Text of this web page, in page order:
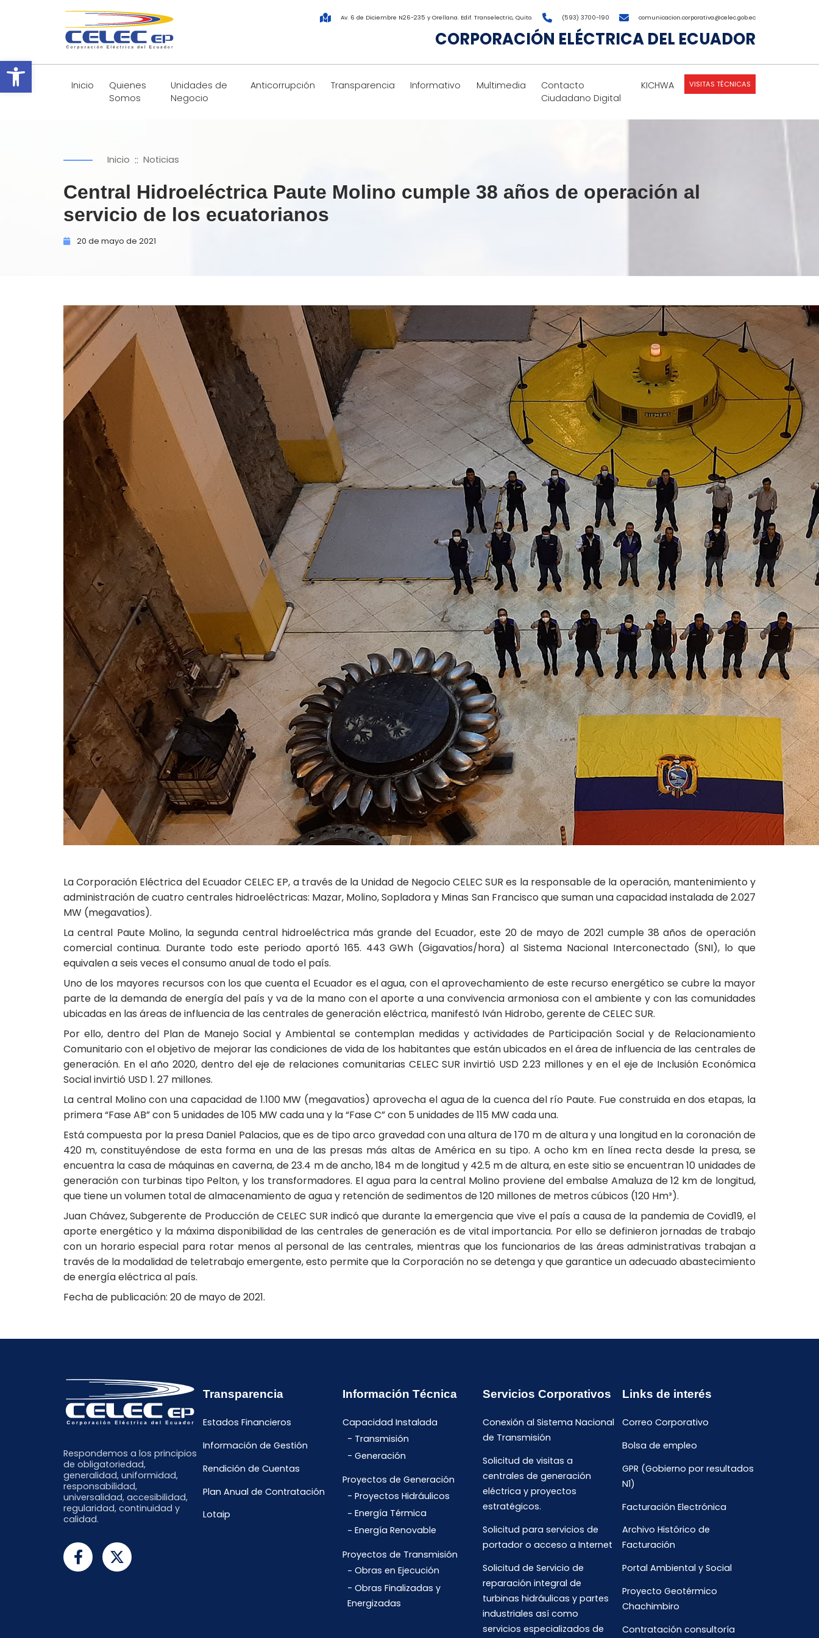
Abrir barra de herramientas
Av. 6 de Diciembre N26-235 y Orellana. Edif. Transelectric, Quito. (593) 3700-190 comunicacion.corporativa@celec.gob.ec
CORPORACIÓN ELÉCTRICA DEL ECUADOR
Inicio
Quienes
Somos
Unidades de
Negocio
Anticorrupción Transparencia Informativo Multimedia
Contacto
Ciudadano Digital
KICHWA VISITAS TÉCNICAS
Inicio :: Noticias
Central Hidroeléctrica Paute Molino cumple 38 años de operación al
servicio de los ecuatorianos
20 de mayo de 2021
La Corporación Eléctrica del Ecuador CELEC EP, a través de la Unidad de Negocio CELEC SUR es la responsable de la operación, mantenimiento y
administración de cuatro centrales hidroeléctricas: Mazar, Molino, Sopladora y Minas San Francisco que suman una capacidad instalada de 2.027
MW (megavatios).
La central Paute Molino, la segunda central hidroeléctrica más grande del Ecuador, este 20 de mayo de 2021 cumple 38 años de operación
comercial continua. Durante todo este periodo aportó 165. 443 GWh (Gigavatios/hora) al Sistema Nacional Interconectado (SNI), lo que
equivalen a seis veces el consumo anual de todo el país.
Uno de los mayores recursos con los que cuenta el Ecuador es el agua, con el aprovechamiento de este recurso energético se cubre la mayor
parte de la demanda de energía del país y va de la mano con el aporte a una convivencia armoniosa con el ambiente y con las comunidades
ubicadas en las áreas de influencia de las centrales de generación eléctrica, manifestó Iván Hidrobo, gerente de CELEC SUR.
Por ello, dentro del Plan de Manejo Social y Ambiental se contemplan medidas y actividades de Participación Social y de Relacionamiento
Comunitario con el objetivo de mejorar las condiciones de vida de los habitantes que están ubicados en el área de influencia de las centrales de
generación. En el año 2020, dentro del eje de relaciones comunitarias CELEC SUR invirtió USD 2.23 millones y en el eje de Inclusión Económica
Social invirtió USD 1. 27 millones.
La central Molino con una capacidad de 1.100 MW (megavatios) aprovecha el agua de la cuenca del río Paute. Fue construida en dos etapas, la
primera “Fase AB” con 5 unidades de 105 MW cada una y la “Fase C” con 5 unidades de 115 MW cada una.
Está compuesta por la presa Daniel Palacios, que es de tipo arco gravedad con una altura de 170 m de altura y una longitud en la coronación de
420 m, constituyéndose de esta forma en una de las presas más altas de América en su tipo. A ocho km en línea recta desde la presa, se
encuentra la casa de máquinas en caverna, de 23.4 m de ancho, 184 m de longitud y 42.5 m de altura, en este sitio se encuentran 10 unidades de
generación con turbinas tipo Pelton, y los transformadores. El agua para la central Molino proviene del embalse Amaluza de 12 km de longitud,
que tiene un volumen total de almacenamiento de agua y retención de sedimentos de 120 millones de metros cúbicos (120 Hm³).
Juan Chávez, Subgerente de Producción de CELEC SUR indicó que durante la emergencia que vive el país a causa de la pandemia de Covid19, el
aporte energético y la máxima disponibilidad de las centrales de generación es de vital importancia. Por ello se definieron jornadas de trabajo
con un horario especial para rotar menos al personal de las centrales, mientras que los funcionarios de las áreas administrativas trabajan a
través de la modalidad de teletrabajo emergente, esto permite que la Corporación no se detenga y que garantice un adecuado abastecimiento
de energía eléctrica al país.
Fecha de publicación: 20 de mayo de 2021.
Respondemos a los principios
de obligatoriedad,
generalidad, uniformidad,
responsabilidad,
universalidad, accesibilidad,
regularidad, continuidad y
calidad.
Transparencia
Estados Financieros
Información de Gestión
Rendición de Cuentas
Plan Anual de Contratación
Lotaip
Información Técnica
Capacidad Instalada
Transmisión
Generación
Proyectos de Generación
Proyectos Hidráulicos
Energía Térmica
Energía Renovable
Proyectos de Transmisión
Obras en Ejecución
Obras Finalizadas y
Energizadas
Servicios Corporativos
Conexión al Sistema Nacional
de Transmisión
Solicitud de visitas a
centrales de generación
eléctrica y proyectos
estratégicos.
Solicitud para servicios de
portador o acceso a Internet
Solicitud de Servicio de
reparación integral de
turbinas hidráulicas y partes
industriales así como
servicios especializados de
Links de interés
Correo Corporativo
Bolsa de empleo
GPR (Gobierno por resultados
N1)
Facturación Electrónica
Archivo Histórico de
Facturación
Portal Ambiental y Social
Proyecto Geotérmico
Chachimbiro
Contratación consultoría